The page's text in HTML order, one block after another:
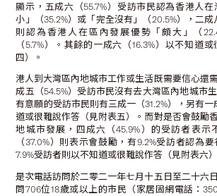
顯示，五成六（55.7%）受訪市民認為香港人
小」（35.2%）或「完全沒有」（20.5%），二成
則認為香港人在區內發展優勢「頗大」（
（5.7%）。其餘的一成六（16.3%）以不知道
四）。
港人到大灣區內地城市工作或生活既需要信心還
成五（54.5%）受訪市民沒有去大灣區內地城市
有意願的受訪市民則有三成一（31.2%），另有一
道或很難說作答（見附表五）。而對是否會鼓勵
地城市發展，四成六（45.9%）的受訪者表示
（37.0%）則表示會鼓勵，有9.2%受訪者認為
7.9%受訪者則以不知道或很難說作答（見附表六）
是次電話訪問於二零二一年七月十五日至二十六
問706位18歲或以上的市民（家居固網電話：